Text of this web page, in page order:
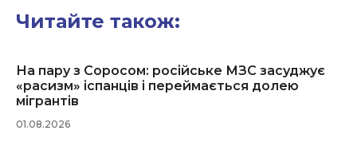
Читайте також:
На пару з Соросом: російське МЗС засуджує
«расизм» іспанців і переймається долею
мігрантів
01.08.2026